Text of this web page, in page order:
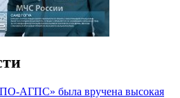
АГПС» была вручена высокая